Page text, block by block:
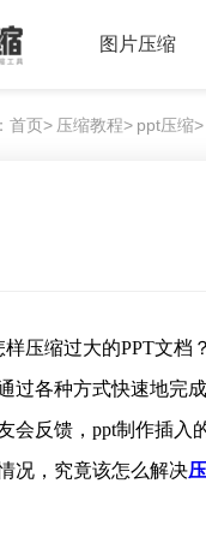
图片压缩
首页> 压缩教程> ppt压缩>
样压缩过大的PPT文档
过各种方式快速地完
会反馈，ppt制作插入
况，究竟该怎么解决